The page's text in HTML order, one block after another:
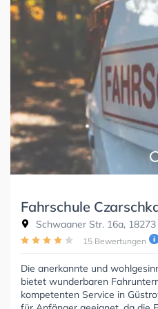
Fahrschule
Schwaaner Str. 16a,
15 Bewertungen
Die anerkannte und
bietet wunderbaren
kompetenten Service in